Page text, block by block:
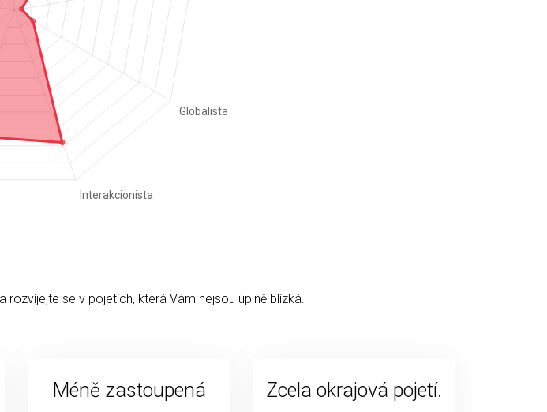
se v pojetích, která Vám nejsou úplně blízká.
Méně zastoupená
Zcela okrajová pojetí.